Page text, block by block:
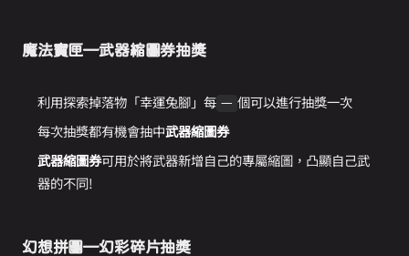
魔法寶匣—武器縮圖券抽獎
利用探索掉落物「幸運兔腳」每 一 個可以進行抽獎一次
每次抽獎都有機會抽中武器縮圖券
武器縮圖券可用於將武器新增自己的專屬縮圖，凸顯自己武
器的不同!
幻想拼圖—幻彩碎片抽獎